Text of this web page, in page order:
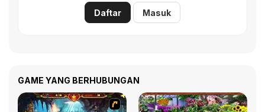
Daftar Masuk
GAME YANG BERHUBUNGAN